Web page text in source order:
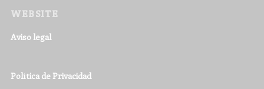
WEBSITE
Aviso legal
Política de Privacidad